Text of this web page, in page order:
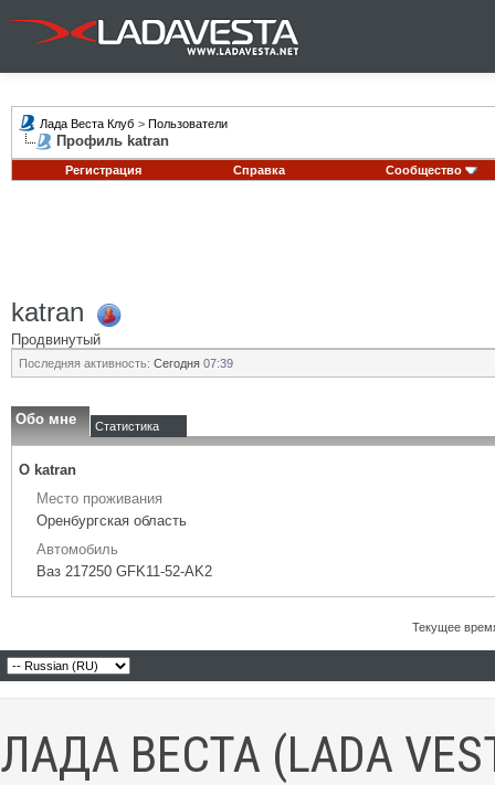
Лада Веста Клуб > Пользователи
Профиль katran
Регистрация Справка Сообщество
katran
Продвинутый
Последняя активность: Сегодня 07:39
Обо мне Статистика
О katran
Место проживания
Оренбургская область
Автомобиль
Ваз 217250 GFK11-52-AK2
Текущее
ЛАДА ВЕСТА (LADA